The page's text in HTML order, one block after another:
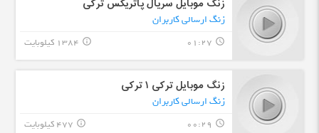
زنگ موبایل سریال پاتریکس ترکی
زنگ ارسالی کاربران
query_builder
01:27 1384 کیلوبایت info_outline
زنگ موبایل ترکی ۱ ترکی
زنگ ارسالی کاربران
query_builder
00:29 477 کیلوبایت info_outline